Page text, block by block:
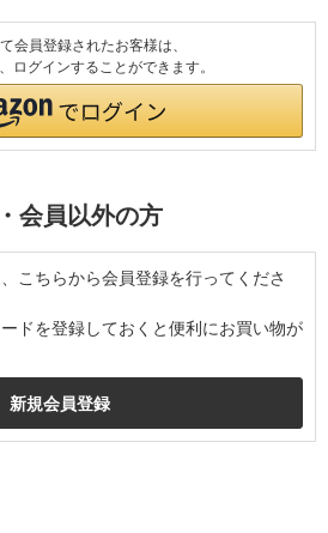
会員登録されたお客様は、
ログインすることができます。
会員以外の方
こちらから会員登録を行ってくださ
ドを登録しておくと便利にお買い物が